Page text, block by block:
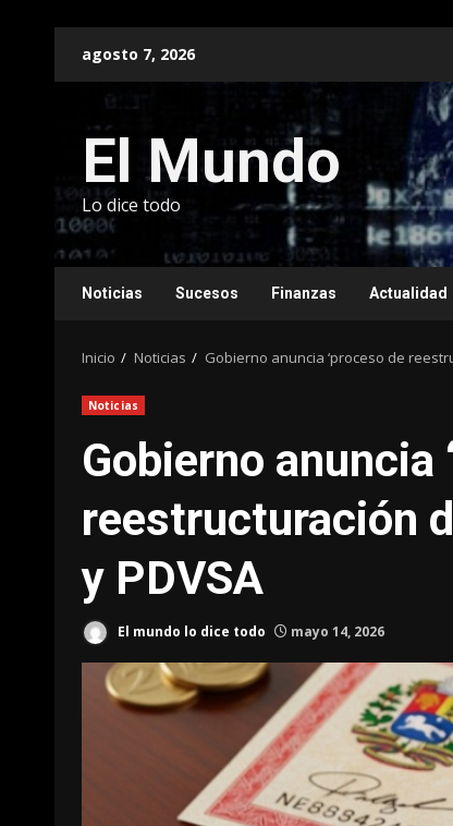
agosto 7, 2026
El Mundo
Lo dice todo
Noticias Sucesos Finanzas Actualidad
Inicio Noticias Gobierno anuncia ‘proceso de
Noticias
Gobierno anuncia
reestructuración
y PDVSA
El mundo lo dice todo mayo 14, 2026